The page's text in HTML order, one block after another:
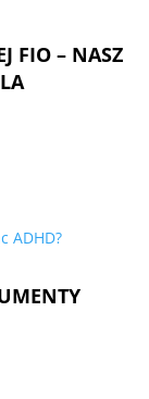
FIO – NASZ